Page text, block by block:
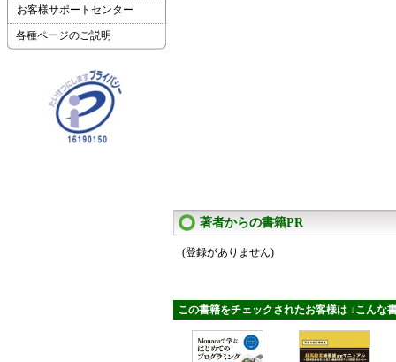
お客様サポートセンター
各種ページのご説明
著者からの書籍PR
(登録がありません)
この書籍をチェックされたお客様は ↓こんな